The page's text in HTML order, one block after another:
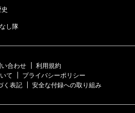
し隊
合わせ
利用規約
て
プライバシーポリシー
く表記
安全な付録への取り組み